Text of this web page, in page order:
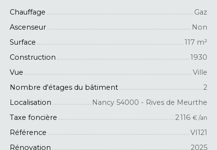
Chauffage
Gaz
Ascenseur
Non
Surface
117 m²
Construction
1930
Vue
Ville
Nombre d'étages du bâtiment
2
Localisation
Nancy 54000 - Rives de Meurthe
Taxe foncière
2 116 € /an
Référence
VI121
Rénovation
2025